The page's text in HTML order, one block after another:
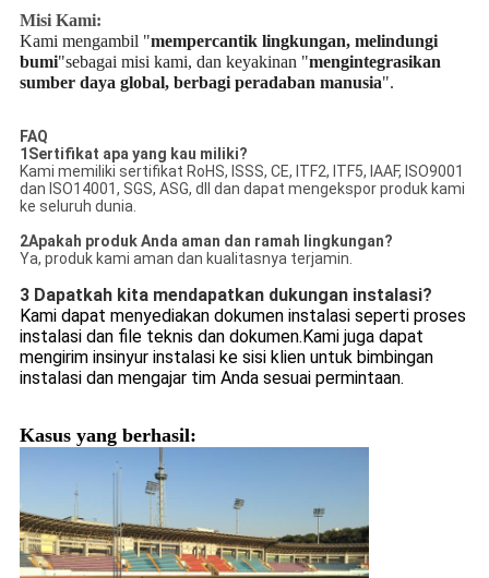
Misi Kami:
Kami mengambil "mempercantik lingkungan, melindungi
bumi"sebagai misi kami, dan keyakinan "mengintegrasikan
sumber daya global, berbagi peradaban manusia".
FAQ
1Sertifikat apa yang kau miliki?
Kami memiliki sertifikat RoHS, ISSS, CE, ITF2, ITF5, IAAF, ISO9001
dan ISO14001, SGS, ASG, dll dan dapat mengekspor produk kami
ke seluruh dunia.
2Apakah produk Anda aman dan ramah lingkungan?
Ya, produk kami aman dan kualitasnya terjamin.
3 Dapatkah kita mendapatkan dukungan instalasi?
Kami dapat menyediakan dokumen instalasi seperti proses
instalasi dan file teknis dan dokumen.Kami juga dapat
mengirim insinyur instalasi ke sisi klien untuk bimbingan
instalasi dan mengajar tim Anda sesuai permintaan.
Kasus yang berhasil: